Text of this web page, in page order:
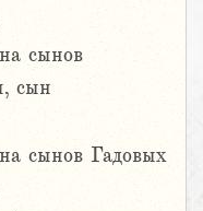
сынов
сын
сынов Гадовых